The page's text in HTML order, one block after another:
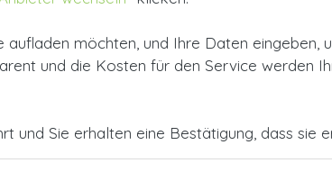
möchten, und Ihre Daten eingeben,
und die Kosten für den Service werden
und Sie erhalten eine Bestätigung, dass sie